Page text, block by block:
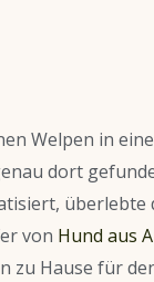
Welpen in
dort
von Hund aus
zu Hause für